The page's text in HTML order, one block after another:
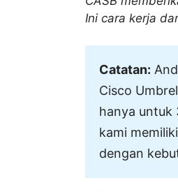
Ini cara kerja
Catatan:
Cisco
hanya untuk
kami
dengan